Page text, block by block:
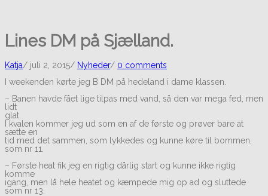
Lines DM på Sjælland.
Katja/ juli 2, 2015/ Nyheder/ 0 comments
I weekenden kørte jeg B DM på hedeland i dame klassen.
– Banen havde fået lige tilpas med vand, så den var mega fed, men
lidt
glat.
I kvalen kommer jeg ud som en af de første og prøver bare at
sætte en
tid med det sammen, som lykkedes og kunne køre til bommen,
som nr 11.
– Første heat fik jeg en rigtig dårlig start og kunne ikke rigtig
komme
igang, men lå hele heatet og kæmpede mig op ad og sluttede
som nr 13.